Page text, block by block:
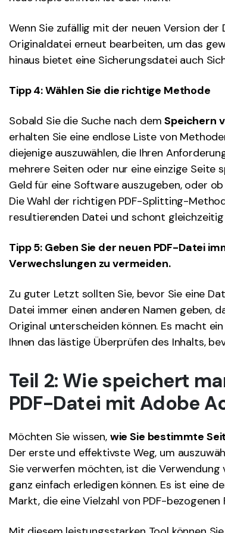
Wenn Sie zufällig mit der neuen Version
Originaldatei erneut bearbeiten, um das
hinaus bietet eine Sicherungsdatei auch
Tipp 4: Wählen Sie die richtige Methode
Sobald Sie die Suche nach demSpeichern
erhalten Sie eine endlose Liste von
diejenige auszuwählen, die Ihren
mehrere Seiten oder nur eine einzige Seite
Geld für eine Software auszugeben, oder
Die Wahl der richtigen PDF-Splitting-
resultierenden Datei und schont
Tipp 5: Geben Sie der neuen PDF-Datei
Verwechslungen zu vermeiden.
Zu guter Letzt sollten Sie, bevor Sie eine
Datei immer einen anderen Namen geben,
Original unterscheiden können. Es macht
Ihnen das lästige Überprüfen des Inhalts,
Teil 2: Wie speichert
PDF-Datei mit Adobe
Möchten Sie wissen, wie Sie bestimmte
Der erste und effektivste Weg, um
Sie verwerfen möchten, ist die
ganz einfach erledigen können. Es ist eine
Markt, die eine Vielzahl von PDF-